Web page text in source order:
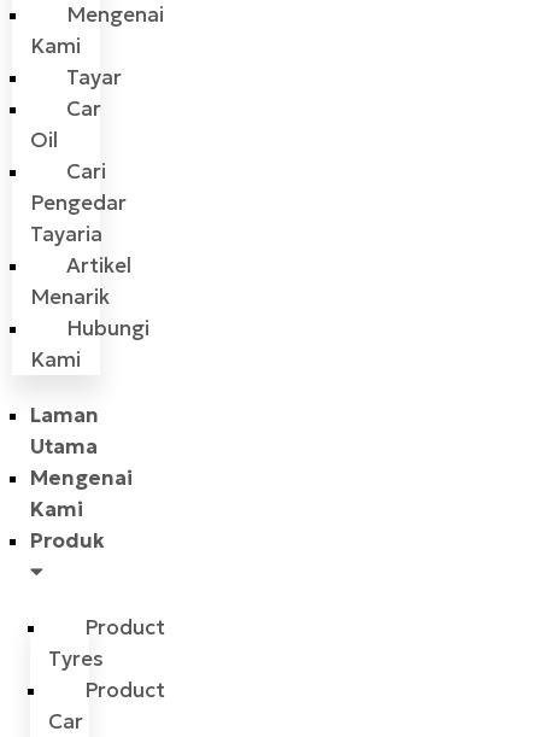
Mengenai
Kami
Tayar
Car
Oil
Cari
Pengedar
Tayaria
Artikel
Menarik
Hubungi
Kami
Laman
Utama
Mengenai
Kami
Produk
Product
Tyres
Product
Car